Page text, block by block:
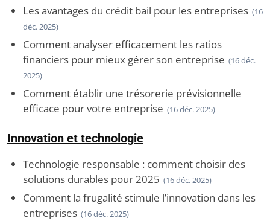
Les avantages du crédit bail pour les entreprises (16
déc. 2025)
Comment analyser efficacement les ratios
financiers pour mieux gérer son entreprise (16 déc.
2025)
Comment établir une trésorerie prévisionnelle
efficace pour votre entreprise (16 déc. 2025)
Innovation et technologie
Technologie responsable : comment choisir des
solutions durables pour 2025 (16 déc. 2025)
Comment la frugalité stimule l’innovation dans les
entreprises (16 déc. 2025)